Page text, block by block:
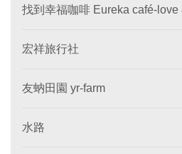
找到幸福咖啡 Eureka café-
宏祥旅行社
友蚋田園 yr-farm
水路